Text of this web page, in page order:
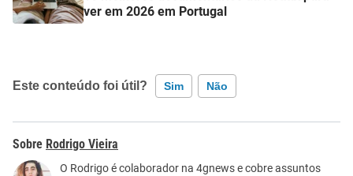
ver em 2026 em Portugal
Este conteúdo foi útil? Sim Não
Este conteúdo contém informação incorreta
Este conteúdo não tem a informação que procuro
Rodrigo Vieira
O Rodrigo é colaborador na 4gnews e cobre assuntos